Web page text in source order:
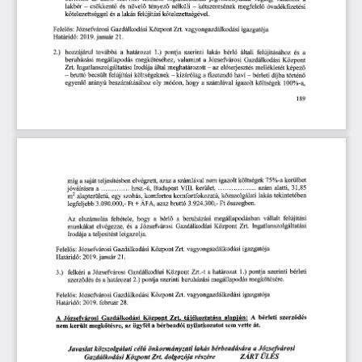
lakbér
csökkentő és növelő tényező nélküli kétszeresének megfelelő óvadékfizetési
kötelezettséggel és a lakás felújítási kötelezettségével.
Felelős: Józsefvárosi Gazdálkodási Központ Zrt. vagyongazdálkodási igazgatója
Határidő: 2019. január 21.
2.) hozzájárul továbbá a határozat 1.) pontja szerinti lakás bérlő általi felújításához és a
beruházási megállapodás megkötéséhez, valamint a Józsefvárosi Gazdálkodási Központ
Zrt. Ingatlanszolgáltatási Irodája által meghatározott — az előterjesztés mellékletét képező
bruttó becsült felújítási költségeknek kizárólag a fizetendő havi — bérleti díjba történő
egyenlő arányú beszámításához oly módon, hogy a számlával igazolt költségek 100%-a,
189
míg a saját teljesítésben elvégzett, azaz a számlával nem igazolt költségek 75%-a kerülhet
jóváírásra a hrsz.-ú, Budapest VIII. kerület, szám alatti, 31,85
m2 alapterületű, egy szobás, komfortos komfortfokozatú, közszolgálati lakás tekintetében
legfeljebb 3.090.000,- Ft + ÁFA, azaz bruttó 3.924.300,- Ft összegben.
Az elszámolás feltétele, hogy a bérlő a beruházási megállapodásban vállalt felújítási
munkákat elvégezze, és a Józsefvárosi Gazdálkodási Központ Zrt.
Ingatlanszolgáltatási
Irodája a teljesítést leigazolja.
Felelős: Józsefvárosi Gazdálkodási Központ Zrt. vagyongazdálkodási igazgatója
Határidő: 2019. január 21.
3.) felkéri a Józsefvárosi Gazdálkodási Központ Zrt.-t a határozat 1.) pontja szerinti bérleti
szerződés és a határozat 2.) pontja szerinti beruházási megállapodás megkötésére.
Felelős: Józsefvárosi Gazdálkodási Központ Zrt. vagyongazdálkodási igazgatója
Határidő: 2019. február 28.
A Józsefvárosi Gazdálkodási Központ Zrt. tájékoztatása alapján: A bérleti szerződés
nem került megkötésre, az ügyfél a bérbeadói nyilatkozatot sem vette át.
Javaslat közszolgálati célú önkormányzati lakás bérbeadására a Józsefvárosi
Gazdálkodási Központ Zn. dolgozója részére ZÁRT tiLES